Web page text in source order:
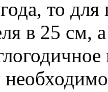
то
в 25 см,